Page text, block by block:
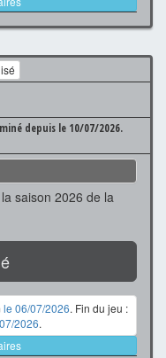
depuis le 10/07/2026.
saison 2026 de la
le 06/07/2026. Fin du jeu :
2026.